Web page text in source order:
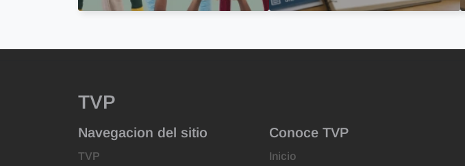
TVP
Navegacion del sitio
TVP
Conoce TVP
Inicio